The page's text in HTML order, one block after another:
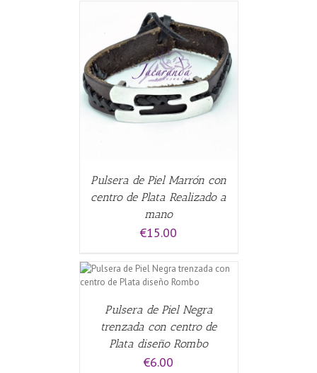
Pulsera de Piel Marrón con
centro de Plata Realizado a
mano
€15.00
Pulsera de Piel Negra
trenzada con centro de
Plata diseño Rombo
€6.00